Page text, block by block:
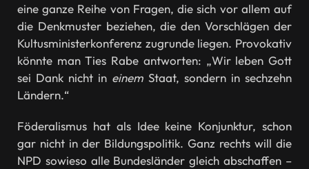
eine ganze Reihe von Fragen, die sich vor allem auf
die Denkmuster beziehen, die den Vorschlägen der
Kultusministerkonferenz zugrunde liegen. Provokativ
könnte man Ties Rabe antworten: „Wir leben Gott
sei Dank nicht in einem Staat, sondern in sechzehn
Ländern.“
Föderalismus hat als Idee keine Konjunktur, schon
gar nicht in der Bildungspolitik. Ganz rechts will die
NPD sowieso alle Bundesländer gleich abschaffen –